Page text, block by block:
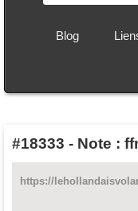
Blog
#18333 - Note :
https://